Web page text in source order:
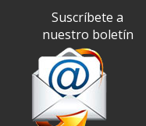
Suscríbete a
nuestro boletín